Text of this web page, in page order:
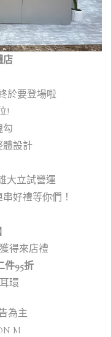
店
於要登場啦
!
勾
體設計
大立試營運
好禮等你們！
得來店禮
件95折
環
為主
M